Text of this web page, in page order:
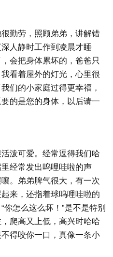
勤劳，照顾弟弟，讲解错
人静时工作到凌晨才睡
会把身体累坏的，爸爸只
看着屋外的灯光，心里很
们的小家庭过得更幸福，
的是您的身体，以后请一
泼可爱。经常逗得我们哈
经常发出呜哩哇啦的声
。弟弟脾气很大，有一次
来，还指着球呜哩哇啦的
怎么这么坏！”是不是特别
爬高又上低，高兴时哈哈
得咬你一口，真像一条小